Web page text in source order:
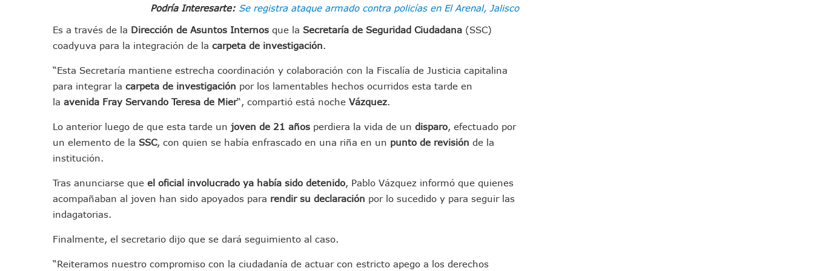
IMSS Invierte 12.6 MDP En Remodelar Urgencias Del Hospital 42 De Puerto Vallarta
En Abril 2027 Terminarán El Centro Regional De Autismo En Puerto Vallarta
Puerto Vallarta Fortalece Su Promoción En California Con Seminarios Turísticos
Este Viernes, Lemus Inaugurará El Sistema De Electromovilidad En Puerto Vallarta
Nidos De Lluvia Busca Beneficiar A 100 Familias De Puerto Vallarta
Hallazgo De Yareli Colmenares Tovar Eleva A 4 Cuerpos Encontrados En El Río
Regresa A Puerto Vallarta La Premiación Nacional De La Liga Premier FMF
Oleaje Y Riesgo Por Cocodrilos Mantienen Restricciones En Playas De Puerto Vallarta
“Kato” Supera El Abandono Y Comienza Una Nueva Vida Con Una Familia
Munguía Es El Sexto Mejor Alcalde De Jalisco, Según Statistical Research Corporation
ATM Incorpora 20 Nuevos Camiones Al Corredor Bahía De Banderas–Puerto Vallarta
Podría Interesarte: Se registra ataque armado contra policías en El Arenal, Jalisco
Es a través de la Dirección de Asuntos Internos que la Secretaría de Seguridad Ciudadana (SSC)
coadyuva para la integración de la carpeta de investigación.
“Esta Secretaría mantiene estrecha coordinación y colaboración con la Fiscalía de Justicia capitalina
para integrar la carpeta de investigación por los lamentables hechos ocurridos esta tarde en
la avenida Fray Servando Teresa de Mier“, compartió está noche Vázquez.
Lo anterior luego de que esta tarde un joven de 21 años perdiera la vida de un disparo, efectuado por
un elemento de la SSC, con quien se había enfrascado en una riña en un punto de revisión de la
institución.
Tras anunciarse que el oficial involucrado ya había sido detenido, Pablo Vázquez informó que quienes
acompañaban al joven han sido apoyados para rendir su declaración por lo sucedido y para seguir las
indagatorias.
Finalmente, el secretario dijo que se dará seguimiento al caso.
“Reiteramos nuestro compromiso con la ciudadanía de actuar con estricto apego a los derechos